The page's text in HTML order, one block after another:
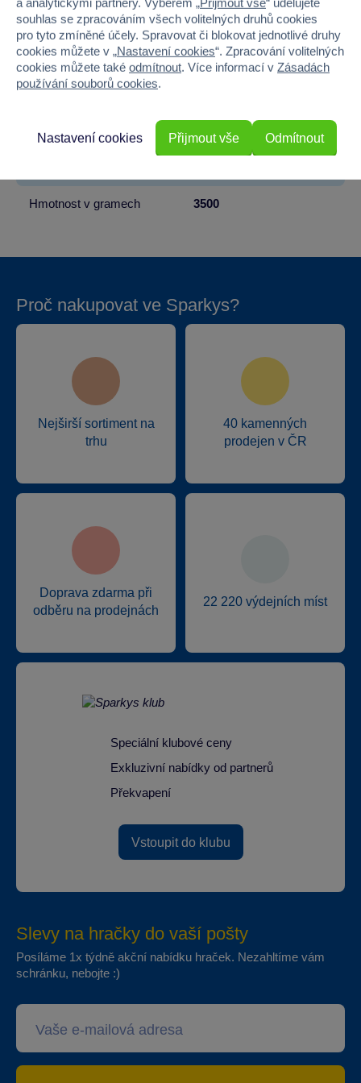
Pohlaví HOLKA
Barva RŮŽOVÁ
Výška 26
Hmotnost v gramech 3500
Proč nakupovat ve Sparkys?
Nejširší sortiment na
trhu
40 kamenných
prodejen v ČR
Doprava zdarma při
odběru na prodejnách
22 220 výdejních míst
Speciální klubové ceny
Exkluzivní nabídky od partnerů
Překvapení
Vstoupit do klubu
Slevy na hračky do vaší pošty
Posíláme 1x týdně akční nabídku hraček. Nezahltíme vám
schránku, nebojte :)
a analytickými partnery. Výběrem „Přijmout vše“ udělujete
souhlas se zpracováním všech volitelných druhů cookies
pro tyto zmíněné účely. Spravovat či blokovat jednotlivé druhy
cookies můžete v „Nastavení cookies“. Zpracování volitelných
cookies můžete také odmítnout. Více informací v Zásadách
používání souborů cookies.
Odmítnout
Nastavení cookies Přijmout vše